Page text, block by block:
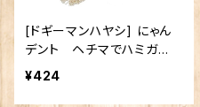
[ドギーマンハヤシ] にゃん
デント ヘチマでハミガ
キ さかな
¥424